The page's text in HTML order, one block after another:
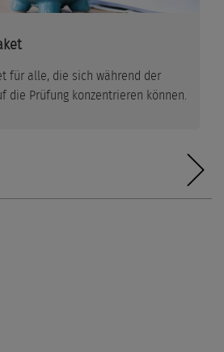
für alle, die sich während der
die Prüfung konzentrieren können.